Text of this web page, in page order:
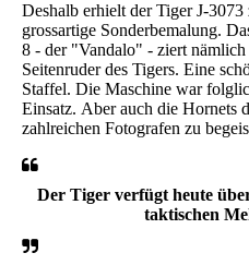
Deshalb erhielt der Tiger J-
grossartige Sonderbemalung.
8 - der "Vandalo" - ziert
Seitenruder des Tigers. Eine
Staffel. Die Maschine war
Einsatz. Aber auch die Hornets
zahlreichen Fotografen zu
Der Tiger verfügt heute
taktischen